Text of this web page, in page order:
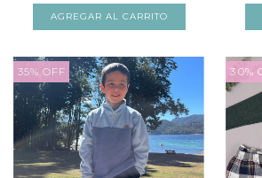
AGREGAR AL CARRITO
35% OFF 30%